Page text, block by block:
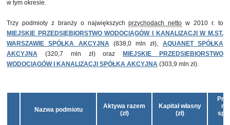
w tym okresie.
Trzy podmioty z branży o największychprzychodach netto w 2010 r. to
MIEJSKIE PRZEDSIĘBIORSTWO WODOCIĄGÓW I KANALIZACJI W M.ST.
WARSZAWIE SPÓŁKA AKCYJNA(838,0 mln zł), AQUANET SPÓŁKA
AKCYJNA (320,7 mln zł) oraz
MIEJSKIE PRZEDSIĘBIORSTWO
WODOCIĄGÓW I KANALIZACJI SPÓŁKA AKCYJNA (303,9 mln zł).
Nazwa podmiotu
Aktywa razem
(zł)
Kapitał własny
(zł)